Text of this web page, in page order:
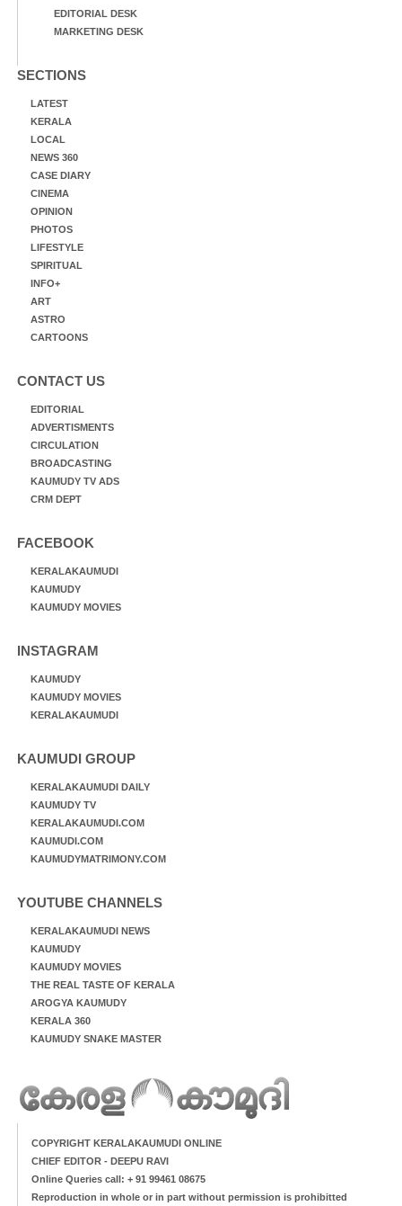
EDITORIAL DESK
MARKETING DESK
SECTIONS
LATEST
KERALA
LOCAL
NEWS 360
CASE DIARY
CINEMA
OPINION
PHOTOS
LIFESTYLE
SPIRITUAL
INFO+
ART
ASTRO
CARTOONS
CONTACT US
EDITORIAL
ADVERTISMENTS
CIRCULATION
BROADCASTING
KAUMUDY TV ADS
CRM DEPT
FACEBOOK
KERALAKAUMUDI
KAUMUDY
KAUMUDY MOVIES
INSTAGRAM
KAUMUDY
KAUMUDY MOVIES
KERALAKAUMUDI
KAUMUDI GROUP
KERALAKAUMUDI DAILY
KAUMUDY TV
KERALAKAUMUDI.COM
KAUMUDI.COM
KAUMUDYMATRIMONY.COM
YOUTUBE CHANNELS
KERALAKAUMUDI NEWS
KAUMUDY
KAUMUDY MOVIES
THE REAL TASTE OF KERALA
AROGYA KAUMUDY
KERALA 360
KAUMUDY SNAKE MASTER
COPYRIGHT KERALAKAUMUDI ONLINE
CHIEF EDITOR - DEEPU RAVI
Online Queries call: + 91 99461 08675
Reproduction in whole or in part without permission is prohibitted